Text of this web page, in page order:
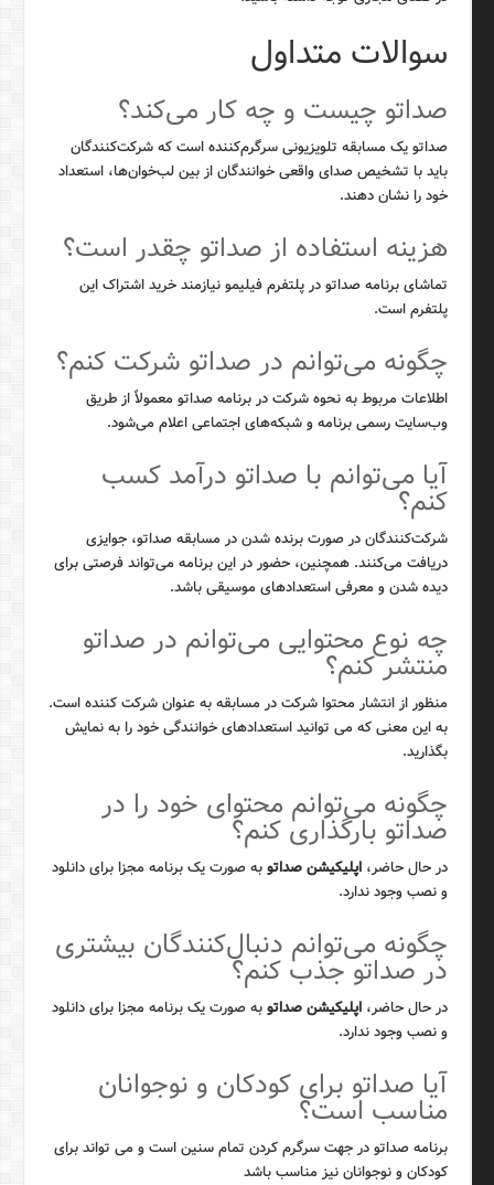
سوالات متداول
صداتو چیست و چه کار می‌کند؟
صداتو یک مسابقه تلویزیونی سرگرم‌کننده است که شرکت‌کنندگان
باید با تشخیص صدای واقعی خوانندگان از بین لب‌خوان‌ها، استعداد
خود را نشان دهند.
هزینه استفاده از صداتو چقدر است؟
تماشای برنامه صداتو در پلتفرم فیلیمو نیازمند خرید اشتراک این
پلتفرم است.
چگونه می‌توانم در صداتو شرکت کنم؟
اطلاعات مربوط به نحوه شرکت در برنامه صداتو معمولاً از طریق
وب‌سایت رسمی برنامه و شبکه‌های اجتماعی اعلام می‌شود.
آیا می‌توانم با صداتو درآمد کسب
کنم؟
شرکت‌کنندگان در صورت برنده شدن در مسابقه صداتو، جوایزی
دریافت می‌کنند. همچنین، حضور در این برنامه می‌تواند فرصتی برای
دیده شدن و معرفی استعدادهای موسیقی باشد.
چه نوع محتوایی می‌توانم در صداتو
منتشر کنم؟
منظور از انتشار محتوا شرکت در مسابقه به عنوان شرکت کننده است.
به این معنی که می توانید استعدادهای خوانندگی خود را به نمایش
بگذارید.
چگونه می‌توانم محتوای خود را در
صداتو بارگذاری کنم؟
در حال حاضر،اپلیکیشن صداتوبه صورت یک برنامه مجزا برای دانلود
و نصب وجود ندارد.
چگونه می‌توانم دنبال‌کنندگان بیشتری
در صداتو جذب کنم؟
در حال حاضر،اپلیکیشن صداتوبه صورت یک برنامه مجزا برای دانلود
و نصب وجود ندارد.
آیا صداتو برای کودکان و نوجوانان
مناسب است؟
برنامه صداتو در جهت سرگرم کردن تمام سنین است و می تواند برای
کودکان و نوجوانان نیز مناسب باشد